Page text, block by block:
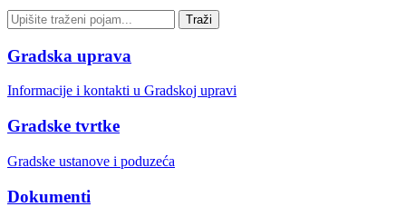
Gradska uprava
Informacije i kontakti u Gradskoj upravi
Gradske tvrtke
Gradske ustanove i poduzeća
Dokumenti